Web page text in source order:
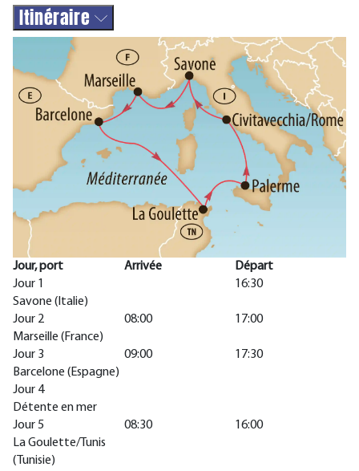
Itinéraire
Jour, port Arrivée
Départ
Jour 1
Savone (Italie)
16:30
Jour 2
Marseille (France)
08:00 17:00
Jour 3
Barcelone (Espagne)
09:00 17:30
Jour 4
Détente en mer
Jour 5
La Goulette/Tunis
(Tunisie)
08:30 16:00